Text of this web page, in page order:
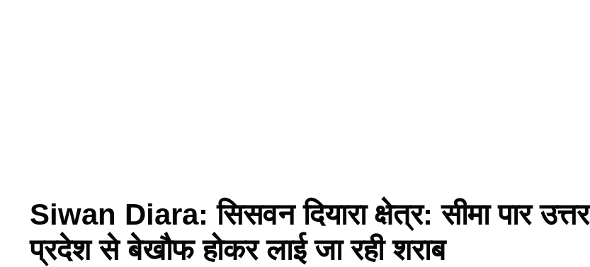
Siwan Diara: सिसवन दियारा क्षेत्र: सीमा पार उत्तर
प्रदेश से बेखौफ होकर लाई जा रही शराब